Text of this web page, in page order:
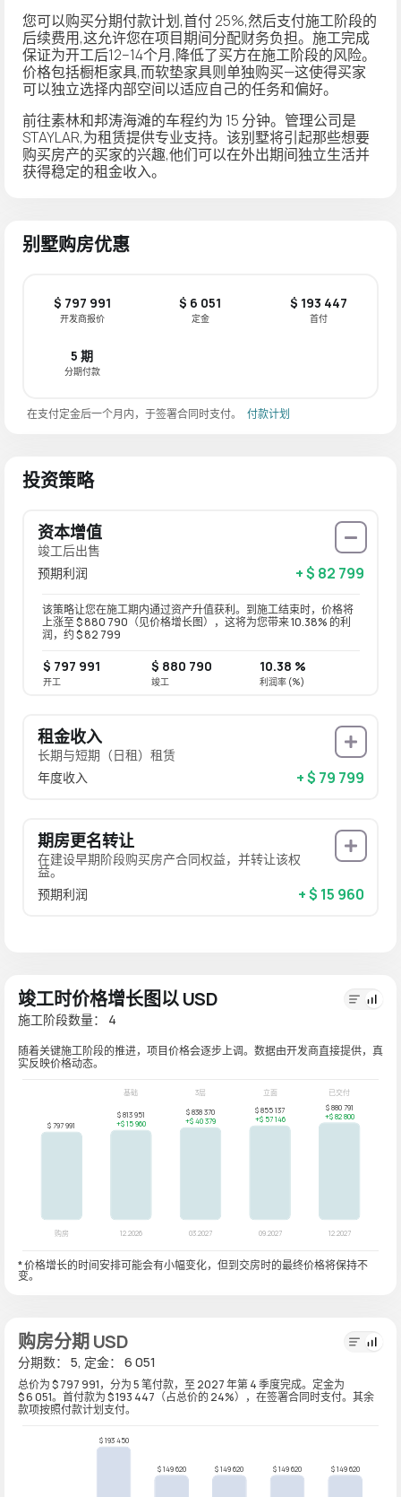
您可以购买分期付款计划,首付 25%,然后支付施工阶段的
后续费用,这允许您在项目期间分配财务负担。施工完成
保证为开工后12–14个月,降低了买方在施工阶段的风险。
价格包括橱柜家具,而软垫家具则单独购买—这使得买家
可以独立选择内部空间以适应自己的任务和偏好。
前往素林和邦涛海滩的车程约为 15 分钟。管理公司是
STAYLAR,为租赁提供专业支持。该别墅将引起那些想要
购买房产的买家的兴趣,他们可以在外出期间独立生活并
获得稳定的租金收入。
别墅购房优惠
$ 797 991
开发商报价
$ 6 051
定金
$ 193 447
首付
5 期
分期付款
在支付定金后一个月内，于签署合同时支付。 付款计划
投资策略
资本增值
竣工后出售
预期利润
+ $ 82 799
该策略让您在施工期内通过资产升值获利。到施工结束时，价格将
上涨至 $ 880 790（见价格增长图），这将为您带来 10.38% 的利
润，约 $ 82 799
$ 797 991
开工
$ 880 790
竣工
10.38 %
利润率 (%)
租金收入
长期与短期（日租）租赁
年度收入
+ $ 79 799
期房更名转让
在建设早期阶段购买房产合同权益，并转让该权
益。
预期利润
+ $ 15 960
竣工时价格增长图以 USD
施工阶段数量： 4
随着关键施工阶段的推进，项目价格会逐步上调。数据由开发商直接提供，真
实反映价格动态。
* 价格增长的时间安排可能会有小幅变化，但到交房时的最终价格将保持不
变。
购房分期 USD
分期数： 5, 定金： 6 051
总价为 $ 797 991，分为 5 笔付款，至 2027 年第 4 季度完成。定金为
$ 6 051。首付款为 $ 193 447（占总价的 24%），在签署合同时支付。其余
款项按照付款计划支付。